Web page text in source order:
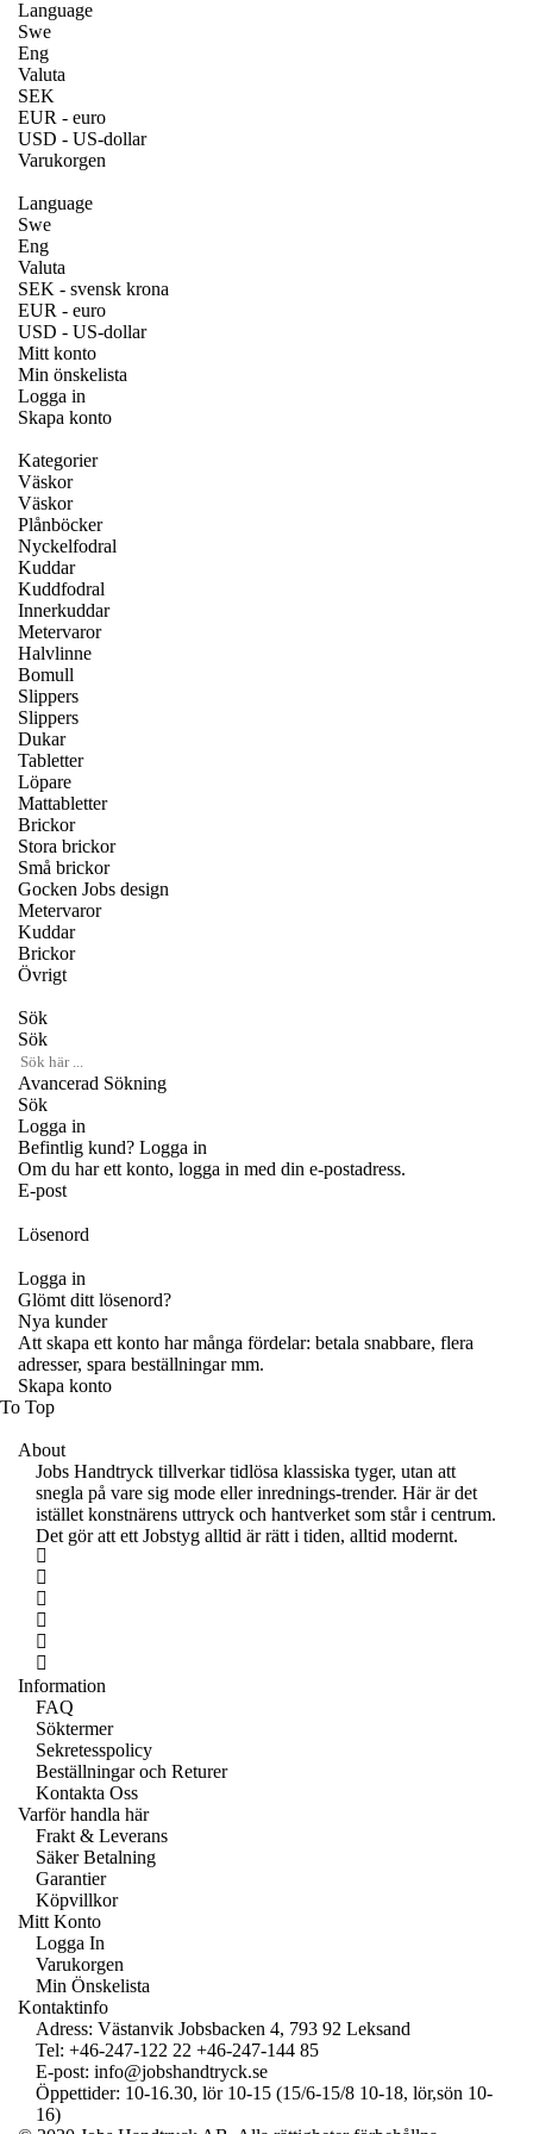
Language
Swe
Eng
Valuta
SEK
EUR - euro
USD - US-dollar
Varukorgen
Language
Swe
Eng
Valuta
SEK - svensk krona
EUR - euro
USD - US-dollar
Mitt konto
Min önskelista
Logga in
Skapa konto
Kategorier
Väskor
Väskor
Plånböcker
Nyckelfodral
Kuddar
Kuddfodral
Innerkuddar
Metervaror
Halvlinne
Bomull
Slippers
Slippers
Dukar
Tabletter
Löpare
Mattabletter
Brickor
Stora brickor
Små brickor
Gocken Jobs design
Metervaror
Kuddar
Brickor
Övrigt
Sök
Sök
Avancerad Sökning
Sök
Logga in
Befintlig kund? Logga in
Om du har ett konto, logga in med din e-postadress.
E-post
Lösenord
Logga in
Glömt ditt lösenord?
Nya kunder
Att skapa ett konto har många fördelar: betala snabbare, flera
adresser, spara beställningar mm.
Skapa konto
To Top
About
Jobs Handtryck tillverkar tidlösa klassiska tyger, utan att
snegla på vare sig mode eller inrednings-trender. Här är det
istället konstnärens uttryck och hantverket som står i centrum.
Det gör att ett Jobstyg alltid är rätt i tiden, alltid modernt.
Information
FAQ
Söktermer
Sekretesspolicy
Beställningar och Returer
Kontakta Oss
Varför handla här
Frakt & Leverans
Säker Betalning
Garantier
Köpvillkor
Mitt Konto
Logga In
Varukorgen
Min Önskelista
Kontaktinfo
Adress: Västanvik Jobsbacken 4, 793 92 Leksand
Tel: +46-247-122 22 +46-247-144 85
E-post: info@jobshandtryck.se
Öppettider: 10-16.30, lör 10-15 (15/6-15/8 10-18, lör,sön 10-
16)